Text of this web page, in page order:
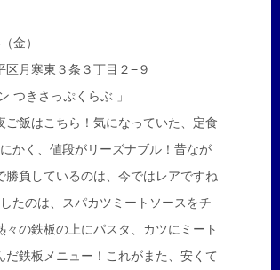
金）
区月寒東３条３丁目２−９
つきさっぷくらぶ 」
ご飯はこちら！気になっていた、定食
かく、値段がリーズナブル！昔なが
勝負しているのは、今ではレアですね
たのは、スパカツミートソースをチ
々の鉄板の上にパスタ、カツにミート
だ鉄板メニュー！これがまた、安くて